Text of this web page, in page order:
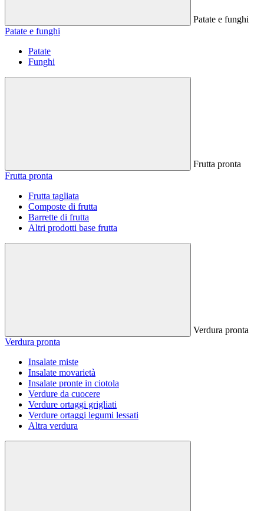
Patate e funghi
Patate e funghi
Patate
Funghi
Frutta pronta
Frutta pronta
Frutta tagliata
Composte di frutta
Barrette di frutta
Altri prodotti base frutta
Verdura pronta
Verdura pronta
Insalate miste
Insalate movarietà
Insalate pronte in ciotola
Verdure da cuocere
Verdure ortaggi grigliati
Verdure ortaggi legumi lessati
Altra verdura